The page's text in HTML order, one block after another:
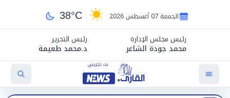
الجمعة 07 أغسطس 2026 38°C
رئيس مجلس الإدارة
محمد جودة الشاعر
رئيس التحرير
د.محمد طعيمة